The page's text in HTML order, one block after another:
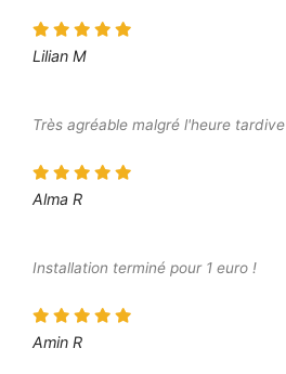
Lilian M
Très agréable malgré l'heure tardive
Alma R
Installation terminé pour 1 euro !
Amin R